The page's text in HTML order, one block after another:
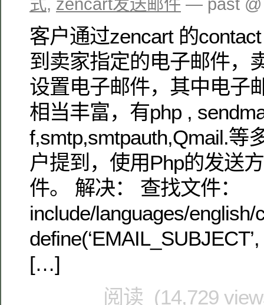
式, zencart发送邮件 — past @
客户通过zencart 的
到卖家指定的电子邮件，
设置电子邮件，其中电子
相当丰富，有php ,
f,smtp,smtpauth,Qmail.等
户提到，使用Php的发送
件。 解决： 查找文件：
include/languages/english/
[…]
阅读 (14,729